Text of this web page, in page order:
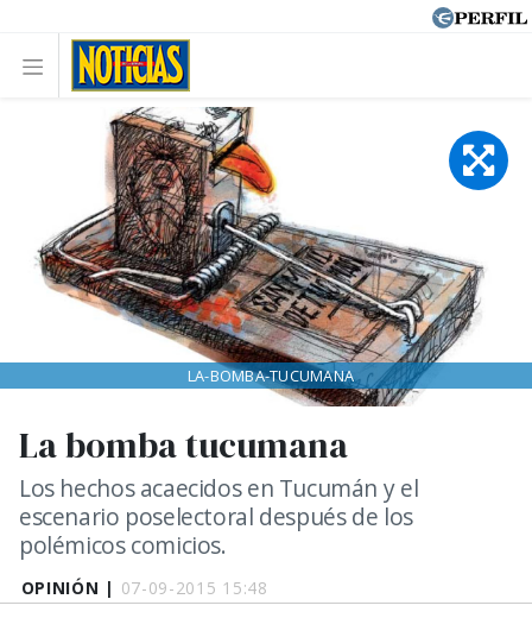
OPINIÓN | 07-09-2015 15:48
La bomba tucumana
Los hechos acaecidos en Tucumán y el
escenario poselectoral después de los
polémicos comicios.
LA-BOMBA-TUCUMANA